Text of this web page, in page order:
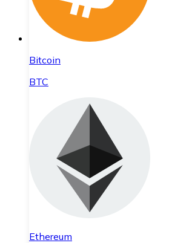
Bitcoin
BTC
Ethereum